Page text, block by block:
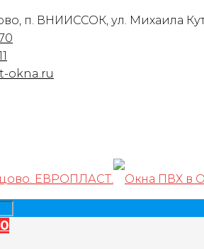
п. ВНИИССОК, ул. Михаила
okna.ru